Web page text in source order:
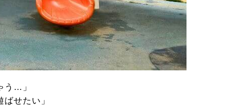
う…」
せたい」